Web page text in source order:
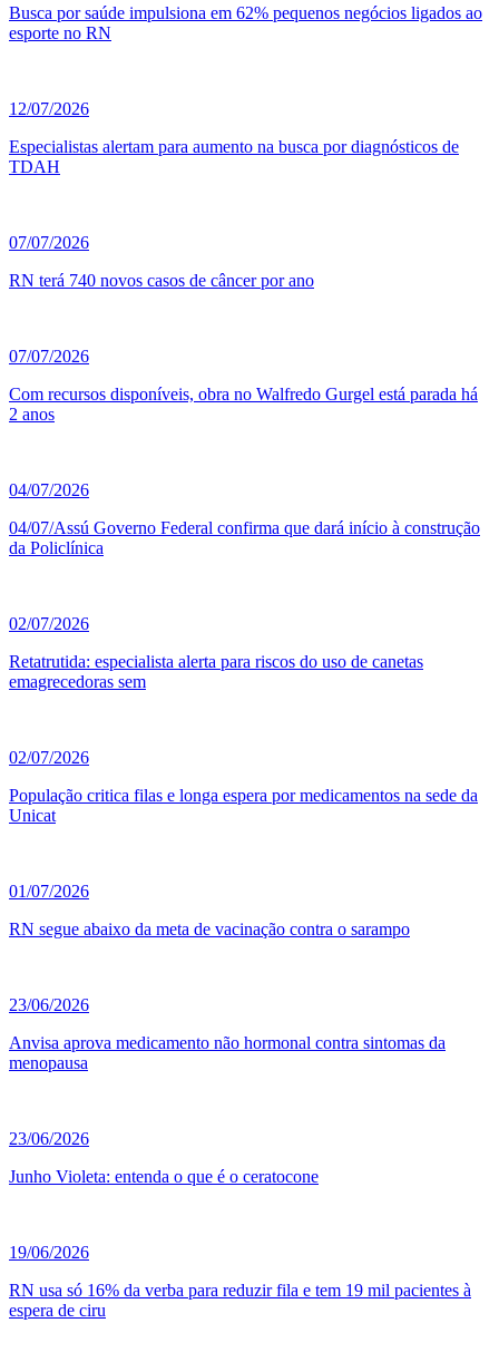
Busca por saúde impulsiona em 62% pequenos negócios ligados ao
esporte no RN
12/07/2026
Especialistas alertam para aumento na busca por diagnósticos de
TDAH
07/07/2026
RN terá 740 novos casos de câncer por ano
07/07/2026
Com recursos disponíveis, obra no Walfredo Gurgel está parada há
2 anos
04/07/2026
04/07/Assú Governo Federal confirma que dará início à construção
da Policlínica
02/07/2026
Retatrutida: especialista alerta para riscos do uso de canetas
emagrecedoras sem
02/07/2026
População critica filas e longa espera por medicamentos na sede da
Unicat
01/07/2026
RN segue abaixo da meta de vacinação contra o sarampo
23/06/2026
Anvisa aprova medicamento não hormonal contra sintomas da
menopausa
23/06/2026
Junho Violeta: entenda o que é o ceratocone
19/06/2026
RN usa só 16% da verba para reduzir fila e tem 19 mil pacientes à
espera de ciru